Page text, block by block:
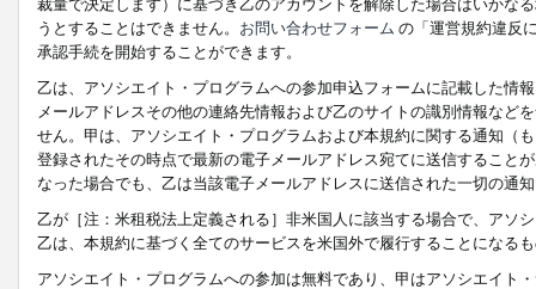
うとすることはできません。 お問い合わせフォーム の「運営規約違反
承認手続を開始することができます。
乙は、アソシエイト・プログラムへの参加申込フォームに記載した情
メールアドレスその他の連絡先情報および乙のサイトの識別情報など
せん。甲は、アソシエイト・プログラムおよび本規約に関する通知（
登録されたその時点で最新の電子メールアドレス宛てに送信すること
なった場合でも、乙は当該電子メールアドレスに送信された一切の通
乙が［注：米租税法上定義される］非米国人に該当する場合で、アソ
乙は、本規約に基づく全てのサービスを米国外で履行することになる
アソシエイト・プログラムへの参加は無料であり、甲はアソシエイト